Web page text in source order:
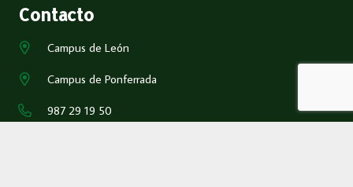
Contacto
Campus de León
Campus de Ponferrada
987 29 19 50